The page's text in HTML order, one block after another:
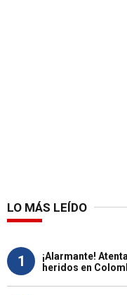
LO MÁS LEÍDO
1
¡Alarmante!
heridos en